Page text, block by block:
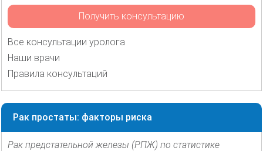
Получить консультацию
Все консультации уролога
Наши врачи
Правила консультаций
Рак простаты: факторы риска
Рак предстательной железы (РПЖ) по статистике